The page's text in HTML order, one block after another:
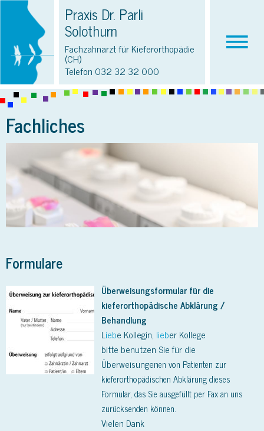
Praxis Dr. Parli
Solothurn
Fachzahnarzt für Kieferorthopädie
(CH)
Telefon 032 32 32 000
Fachliches
Formulare
Überweisungsformular für die
kieferorthopädische Abklärung /
Behandlung
Liebe Kollegin, lieber Kollege
bitte benutzen Sie für die
Überweisungenen von Patienten zur
kieferorthopädischen Abklärung dieses
Formular, das Sie ausgefüllt per Fax an uns
zurücksenden können.
Vielen Dank